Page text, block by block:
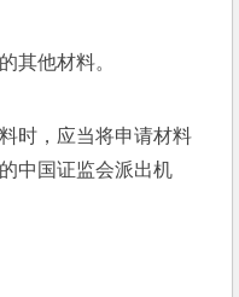
他材料。
，应当将申请材料
中国证监会派出机